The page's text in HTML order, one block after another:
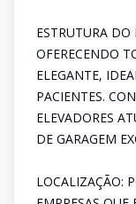
ESTRUTURA DO
OFERECENDO
ELEGANTE,
PACIENTES.
ELEVADORES
DE GARAGEM
LOCALIZAÇÃO: